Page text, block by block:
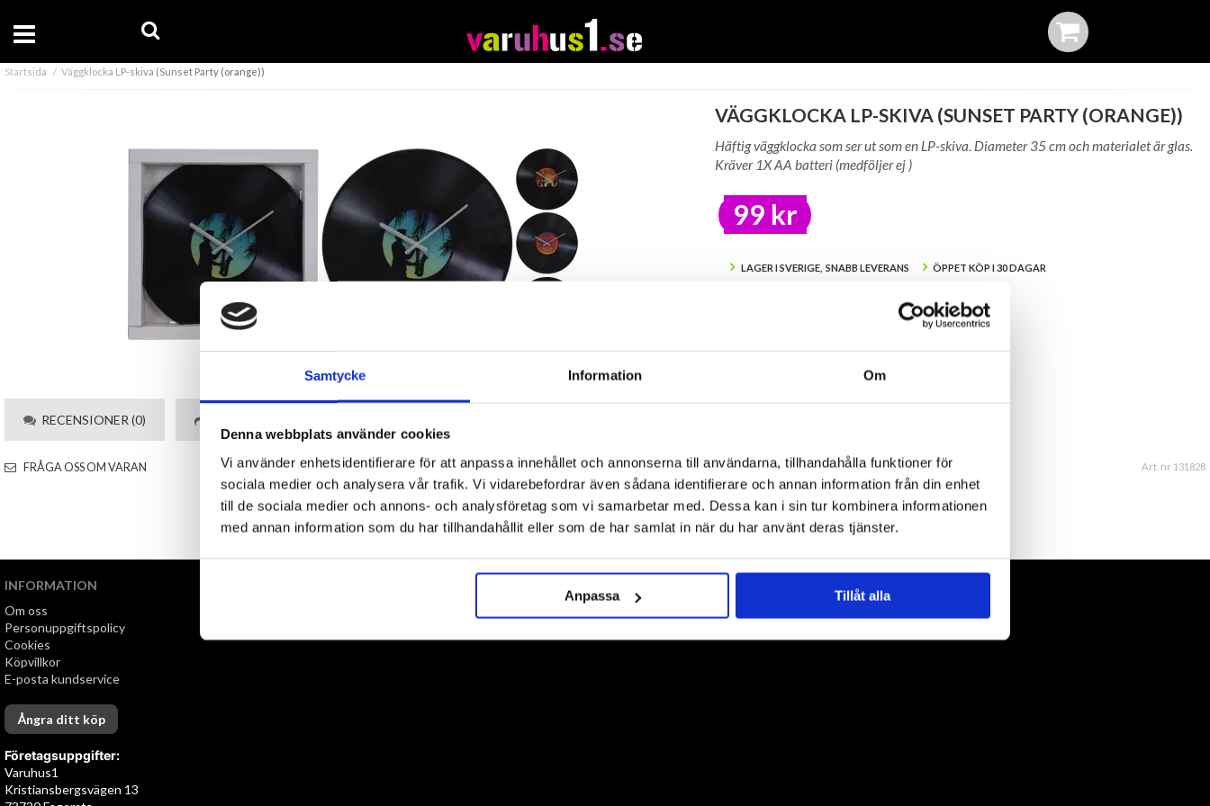
Samtycke Information Om
Denna webbplats använder cookies
Vi använder enhetsidentifierare för att anpassa innehållet och annonserna till användarna, tillhandahålla funktioner för
sociala medier och analysera vår trafik. Vi vidarebefordrar även sådana identifierare och annan information från din enhet
till de sociala medier och annons- och analysföretag som vi samarbetar med. Dessa kan i sin tur kombinera informationen
med annan information som du har tillhandahållit eller som de har samlat in när du har använt deras tjänster.
Anpassa Tillåt alla
Startsida Väggklocka LP-skiva (Sunset Party (orange))
VÄGGKLOCKA LP-SKIVA (SUNSET PARTY (ORANGE))
Häftig väggklocka som ser ut som en LP-skiva. Diameter 35 cm och materialet är glas.
Kräver 1X AA batteri (medföljer ej )
99 kr
LAGER I SVERIGE, SNABB LEVERANS ÖPPET KÖP I 30 DAGAR
Preliminärt åter i lager: Okänt
RECENSIONER (0)
FRÅGA OSS OM VARAN Art. nr 131828
TILL TOPPEN
INFORMATION
Om oss
Personuppgiftspolicy
Cookies
Köpvillkor
E-posta kundservice
Ångra ditt köp
Företagsuppgifter:
Varuhus1
Kristiansbergsvägen 13